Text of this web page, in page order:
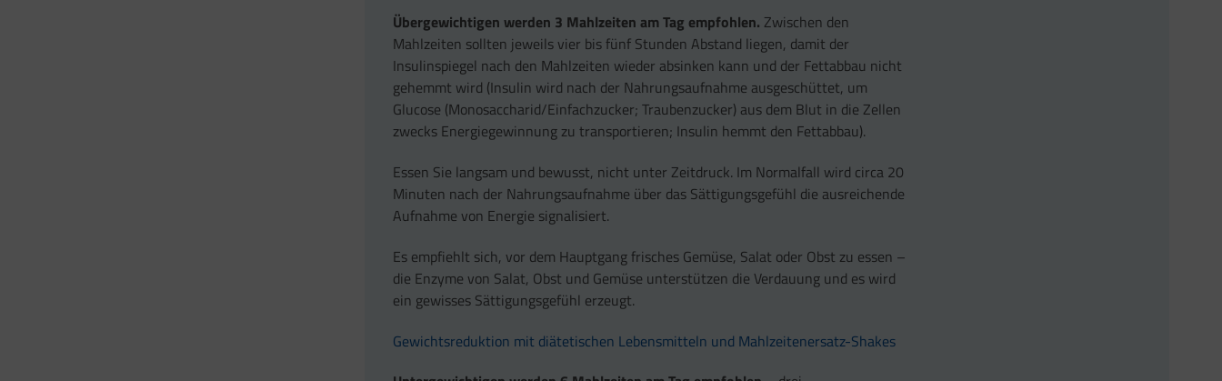
Übergewichtigen werden 3 Mahlzeiten am Tag empfohlen. Zwischen den
Mahlzeiten sollten jeweils vier bis fünf Stunden Abstand liegen, damit der
Insulinspiegel nach den Mahlzeiten wieder absinken kann und der Fettabbau nicht
gehemmt wird (Insulin wird nach der Nahrungsaufnahme ausgeschüttet, um
Glucose (Monosaccharid/Einfachzucker; Traubenzucker) aus dem Blut in die Zellen
zwecks Energiegewinnung zu transportieren; Insulin hemmt den Fettabbau).
Essen Sie langsam und bewusst, nicht unter Zeitdruck. Im Normalfall wird circa 20
Minuten nach der Nahrungsaufnahme über das Sättigungsgefühl die ausreichende
Aufnahme von Energie signalisiert.
Es empfiehlt sich, vor dem Hauptgang frisches Gemüse, Salat oder Obst zu essen –
die Enzyme von Salat, Obst und Gemüse unterstützen die Verdauung und es wird
ein gewisses Sättigungsgefühl erzeugt.
Gewichtsreduktion mit diätetischen Lebensmitteln und Mahlzeitenersatz-Shakes